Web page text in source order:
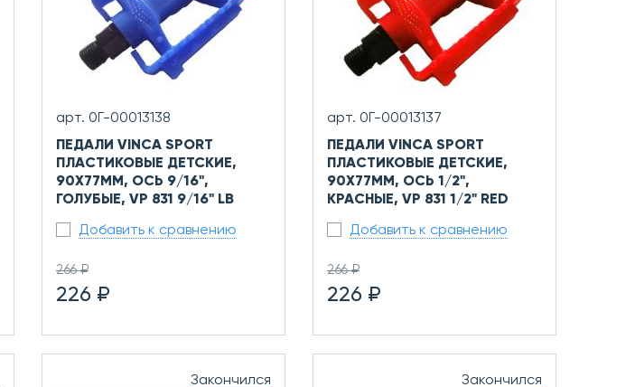
арт. 0Г-00013138
ПЕДАЛИ VINCA SPORT
ПЛАСТИКОВЫЕ ДЕТСКИЕ,
90X77ММ, ОСЬ 9/16",
ГОЛУБЫЕ, VP 831 9/16" LB
Добавить к сравнению
266 ₽
226 ₽
арт. 0Г-00013137
ПЕДАЛИ VINCA SPORT
ПЛАСТИКОВЫЕ ДЕТСКИЕ,
90X77ММ, ОСЬ 1/2",
КРАСНЫЕ, VP 831 1/2" RED
Добавить к сравнению
266 ₽
226 ₽
Закончился Закончился